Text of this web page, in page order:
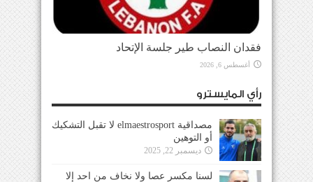
فقدان النصاب طير جلسة الإتحاد
أغسطس 6, 2026
رأي المايسترو
مصداقية elmaestrosport لا تقبل التشكيك
أو التوهين
ديسمبر 22, 2025
لسنا مكسر عصا ولا نخاف من احد إلا